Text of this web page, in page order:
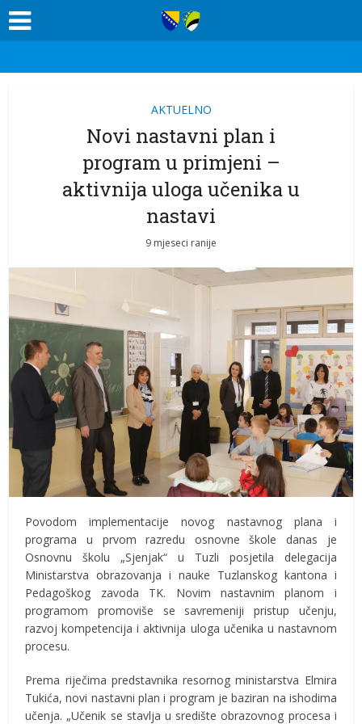
AKTUELNO
Novi nastavni plan i
program u primjeni –
aktivnija uloga učenika u
nastavi
9 mjeseci ranije
Povodom implementacije novog nastavnog plana i
programa u prvom razredu osnovne škole danas je
Osnovnu školu „Sjenjak“ u Tuzli posjetila delegacija
Ministarstva obrazovanja i nauke Tuzlanskog kantona i
Pedagoškog zavoda TK. Novim nastavnim planom i
programom promoviše se savremeniji pristup učenju,
razvoj kompetencija i aktivnija uloga učenika u nastavnom
procesu.
Prema riječima predstavnika resornog ministarstva Elmira
Tukića, novi nastavni plan i program je baziran na ishodima
učenja. „Učenik se stavlja u središte obrazovnog procesa i